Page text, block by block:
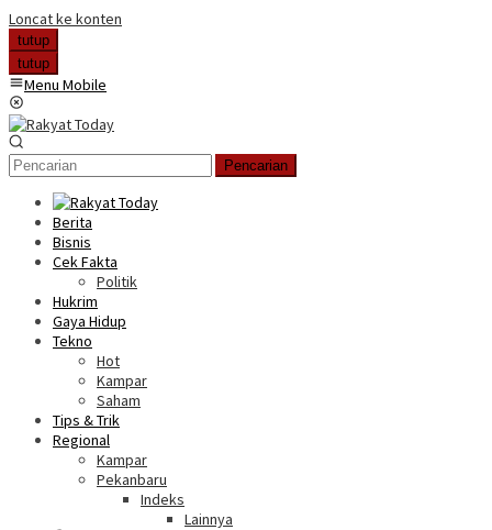
Loncat ke konten
tutup
tutup
Menu Mobile
Pencarian
Berita
Bisnis
Cek Fakta
Politik
Hukrim
Gaya Hidup
Tekno
Hot
Kampar
Saham
Tips & Trik
Regional
Kampar
Pekanbaru
Indeks
Lainnya